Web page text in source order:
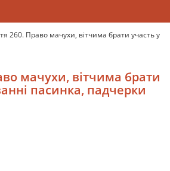
260. Право мачухи, вітчима брати участь у
мачухи, вітчима брати
пасинка, падчерки